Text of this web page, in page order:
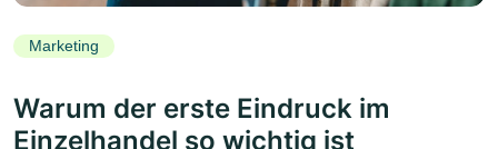
Marketing
Warum der erste Eindruck im
Einzelhandel so wichtig ist